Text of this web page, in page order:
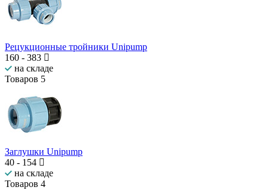
Рецукционные тройники Unipump
160 - 383
на складе
Товаров 5
Заглушки Unipump
40 - 154
на складе
Товаров 4